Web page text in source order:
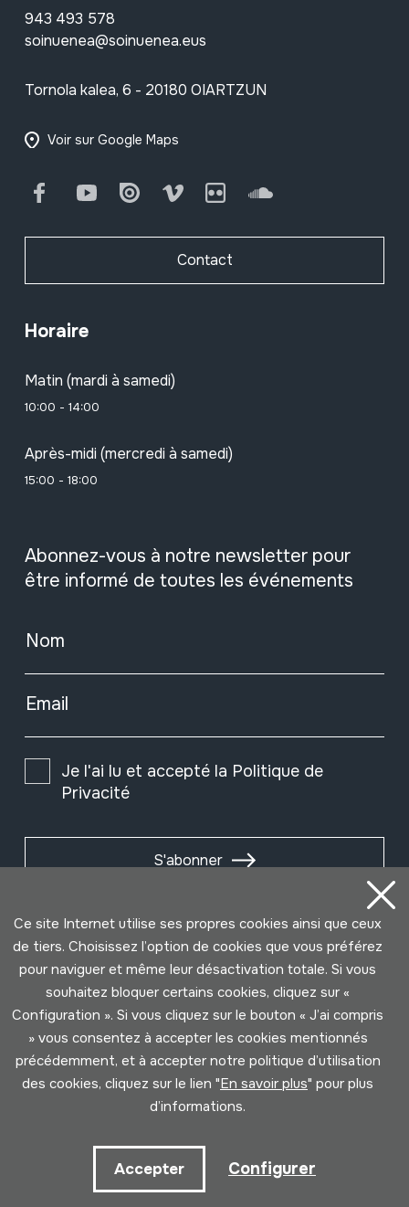
943 493 578
soinuenea@soinuenea.eus
Tornola kalea, 6 - 20180 OIARTZUN
Voir sur Google Maps
FacebookYoutube Issuu Vimeo Flickr SoundCloud
Contact
Horaire
Matin (mardi à samedi)
10:00 - 14:00
Après-midi (mercredi à samedi)
15:00 - 18:00
Abonnez-vous à notre newsletter pour
être informé de toutes les événements
Nom
Email
Je l'ai lu et accepté la Politique de
Privacité
S'abonner
Développé par Lotura
Ce site Internet utilise ses propres cookies ainsi que ceux
de tiers. Choisissez l’option de cookies que vous préférez
pour naviguer et même leur désactivation totale. Si vous
souhaitez bloquer certains cookies, cliquez sur «
Configuration ». Si vous cliquez sur le bouton « J’ai compris
» vous consentez à accepter les cookies mentionnés
précédemment, et à accepter notre politique d’utilisation
des cookies, cliquez sur le lien "En savoir plus" pour plus
d’informations.
Accepter Configurer